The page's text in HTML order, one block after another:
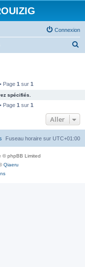
Connexion
c
e
Page 1 sur 1
spécifiés.
Page 1 sur 1
Aller
Fuseau horaire sur UTC+01:00
© phpBB Limited
Qiaeru